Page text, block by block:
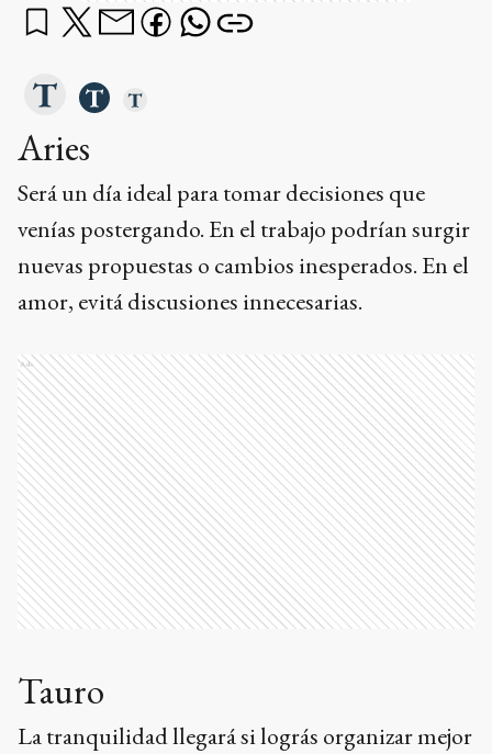
Aries
Será un día ideal para tomar decisiones que
venías postergando. En el trabajo podrían surgir
nuevas propuestas o cambios inesperados. En el
amor, evitá discusiones innecesarias.
Ads
Tauro
La tranquilidad llegará si lográs organizar mejor